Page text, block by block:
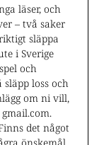
läser, och
– två saker
släppa
i Sverige
och
loss och
om ni vill,
det något